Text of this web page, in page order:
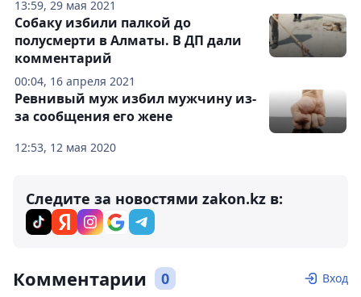
13:59, 29 мая 2021
00:04, 16 апреля 2021
Собаку избили палкой до
полусмерти в Алматы. В ДП дали
комментарий
12:53, 12 мая 2020
Ревнивый муж избил мужчину из-
за сообщения его жене
Следите за новостями zakon.kz в:
Комментарии 0 Вход